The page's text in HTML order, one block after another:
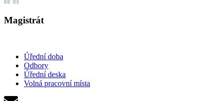
Magistrát
Úřední doba
Odbory
Úřední deska
Volná pracovní místa